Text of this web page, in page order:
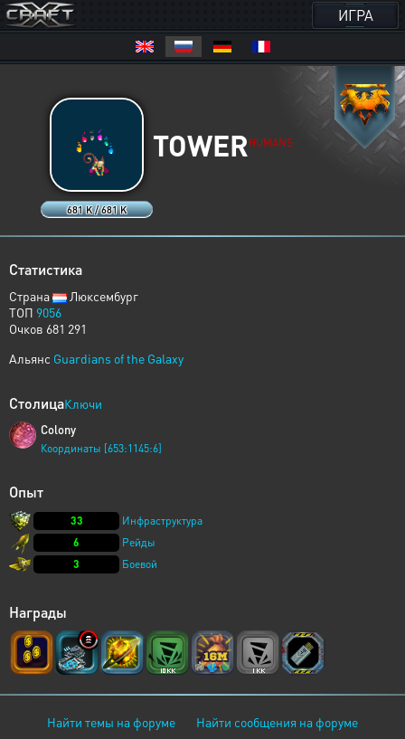
ИГРА
681 K / 681 K
TOWERHUMANS
Статистика
Страна
Люксембург
ТОП 9056
Очков 681 291
Альянс Guardians of the Galaxy
СтолицаКлючи
Colony
Координаты [653:1145:6]
Опыт
33
Инфраструктура
6
Рейды
3
Боевой
Награды
Найти темы на форуме
Найти сообщения на форуме